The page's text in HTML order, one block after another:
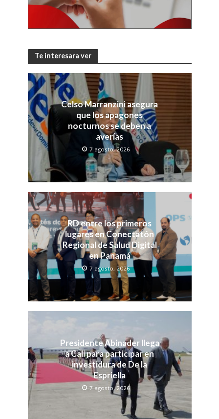
Te interesara ver
Celso Marranzini asegura
que los apagones
nocturnos se deben a
averías
7 agosto, 2026
RD entre los primeros
lugares en Conectatón
Regional de Salud Digital
en Panamá
7 agosto, 2026
Presidente Abinader llega
a Cali para participar en
investidura de De la
Espriella
7 agosto, 2026